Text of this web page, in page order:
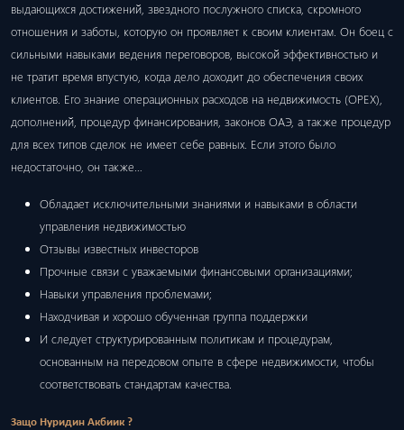
выдающихся достижений, звездного послужного списка, скромного
отношения и заботы, которую он проявляет к своим клиентам. Он боец ​​с
сильными навыками ведения переговоров, высокой эффективностью и
не тратит время впустую, когда дело доходит до обеспечения своих
клиентов. Его знание операционных расходов на недвижимость (OPEX),
дополнений, процедур финансирования, законов ОАЭ, а также процедур
для всех типов сделок не имеет себе равных. Если этого было
недостаточно, он также…
Обладает исключительными знаниями и навыками в области
управления недвижимостью
Отзывы известных инвесторов
Прочные связи с уважаемыми финансовыми организациями;
Навыки управления проблемами;
Находчивая и хорошо обученная группа поддержки
И следует структурированным политикам и процедурам,
основанным на передовом опыте в сфере недвижимости, чтобы
соответствовать стандартам качества.
Защо Нуридин Акбиик ?